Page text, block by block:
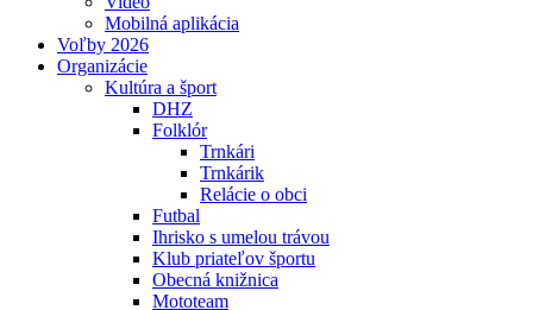
Mobilná aplikácia
Voľby 2026
Organizácie
Kultúra a šport
DHZ
Folklór
Trnkári
Trnkárik
Relácie o obci
Futbal
Ihrisko s umelou trávou
Klub priateľov športu
Obecná knižnica
Mototeam